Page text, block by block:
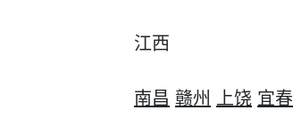
江西
南昌 赣州 上饶 宜春